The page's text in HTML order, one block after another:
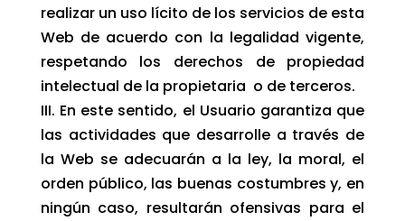
realizar un uso lícito de los servicios de esta
Web de acuerdo con la legalidad vigente,
respetando los derechos de propiedad
intelectual de la propietaria o de terceros.
III. En este sentido, el Usuario garantiza que
las actividades que desarrolle a través de
la Web se adecuarán a la ley, la moral, el
orden público, las buenas costumbres y, en
ningún caso, resultarán ofensivas para el